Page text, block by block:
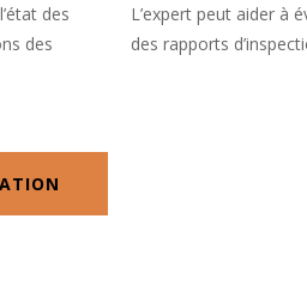
des
des
L’expert peut aider à
des rapports